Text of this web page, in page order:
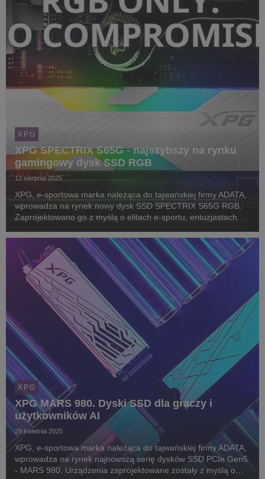
XPG
XPG SPECTRIX S65G - najszybszy na rynku
gamingowy dysk SSD RGB
12 sierpnia 2025
XPG, e-sportowa marka należąca do tajwańskiej firmy ADATA,
wprowadza na rynek nowy dysk SSD SPECTRIX S65G RGB.
Zaprojektowano go z myślą o elitach e-sportu, entuzjastach
rozszerzenie pamięci dla konsol PlayStation 5.
XPG
XPG MARS 980. Dyski SSD dla graczy i
użytkowników AI
29 kwietnia 2025
XPG, e-sportowa marka należąca do tajwańskiej firmy ADATA,
wprowadza na rynek najnowszą serię dysków SSD PCIe Gen5
- MARS 980. Urządzenia zaprojektowane zostały z myślą o